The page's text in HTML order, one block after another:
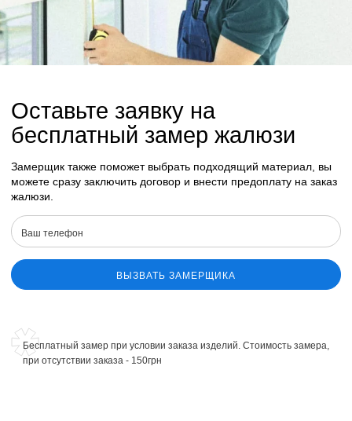
Оставьте заявку на
бесплатный замер жалюзи
Замерщик также поможет выбрать подходящий материал, вы
можете сразу заключить договор и внести предоплату на заказ
жалюзи.
ВЫЗВАТЬ ЗАМЕРЩИКА
Бесплатный замер при условии заказа изделий. Стоимость замера,
при отсутствии заказа - 150грн